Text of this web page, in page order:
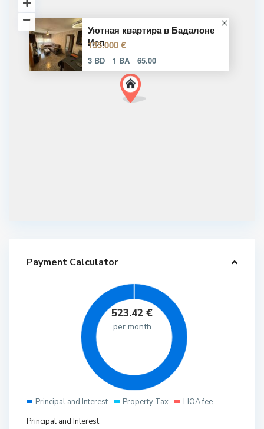
Уютная квартира в Бадалоне
Исп
135.000 €
3 BD 1 BA 65.00
Payment Calculator
523.42 €
per month
Principal and Interest Property Tax
HOA fee
Principal and Interest